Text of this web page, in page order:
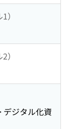
）
）
デジタル化資